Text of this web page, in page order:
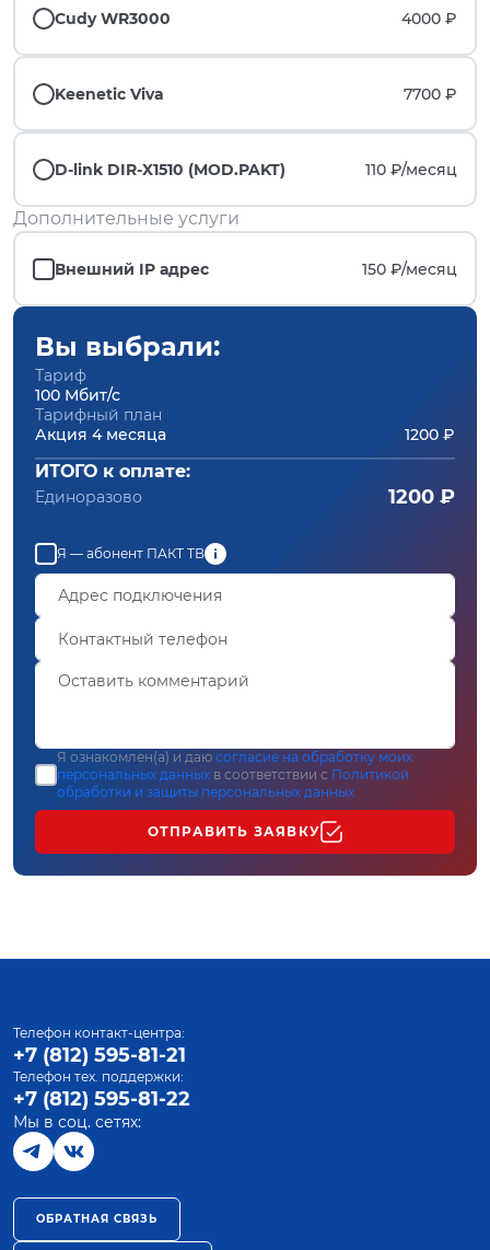
Cudy WR3000 4000 ₽
Keenetic Viva 7700 ₽
D-link DIR-X1510 (MOD.PAKT) 110 ₽/месяц
Дополнительные услуги
Внешний IP адрес 150 ₽/месяц
Вы выбрали:
Тариф
100 Мбит/с
Тарифный план
Акция 4 месяца
1200 ₽
ИТОГО к оплате:
Единоразово 1200 ₽
Я — абонент ПАКТ ТВ
Я ознакомлен(а) и даю согласие на обработку моих
персональных данных в соответствии с Политикой
обработки и защиты персональных данных
ОТПРАВИТЬ ЗАЯВКУ
Телефон контакт-центра:
+7 (812) 595-81-21
Телефон тех. поддержки:
+7 (812) 595-81-22
Мы в соц. сетях:
ОБРАТНАЯ СВЯЗЬ